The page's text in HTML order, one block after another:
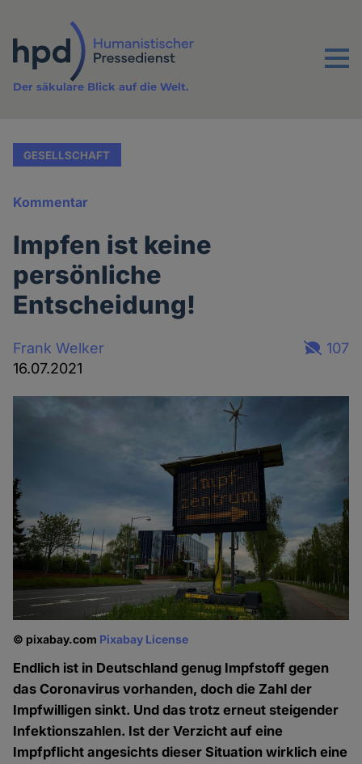
Inhalt
Menu
Der säkulare Blick auf die Welt.
GESELLSCHAFT
Kommentar
Impfen ist keine
persönliche
Entscheidung!
Frank Welker
16.07.2021
107
© pixabay.com Pixabay License
Endlich ist in Deutschland genug Impfstoff gegen
das Coronavirus vorhanden, doch die Zahl der
Impfwilligen sinkt. Und das trotz erneut steigender
Infektionszahlen. Ist der Verzicht auf eine
Impfpflicht angesichts dieser Situation wirklich eine